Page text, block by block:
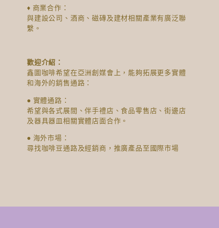
♦ 商業合作：
與建設公司、酒商、磁磚及建材相關產業有廣泛聯
繫。
歡迎介紹：
鑫圖咖啡希望在亞洲創媒會上，能夠拓展更多實體
和海外的銷售通路：
● 實體通路：
希望與各式展間、伴手禮店、食品零售店、街邊店
及器具器皿相關實體店面合作。
● 海外市場：
尋找咖啡豆通路及經銷商，推廣產品至國際市場